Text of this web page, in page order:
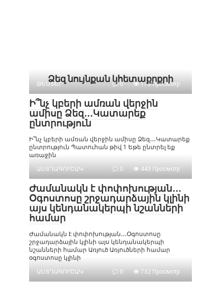
Ձեզ նույնքան կհետաքրքրի
ԹԵՍՏԵՐ 0 175 Просмотр
Ի՞նչ կբերի ամռան վերջին
ամիսը Ձեզ․․․Կատարեք
ընտրություն
Ի՞նչ կբերի ամռան վերջին ամիսը Ձեզ․․․Կատարեք
ընտրություն Պատուհան թիվ 1 Եթե ընտրել եք
առաջին
ԱՍՏՂԱԳՈՒՇԱԿ
0 443 Просмотр
Ժամանակն է փոփոխության․․․
Օգոստոսը շրջադարձային կլինի
այս կենդանակերպի նշանների
համար
Ժամանակն է փոփոխության․․․Օգոստոսը
շրջադարձային կլինի այս կենդանակերպի
նշանների համար Առյուծ Առյուծների համար
օգոստոսը կլինի
ԱՍՏՂԱԳՈՒՇԱԿ
0 732 Просмотр